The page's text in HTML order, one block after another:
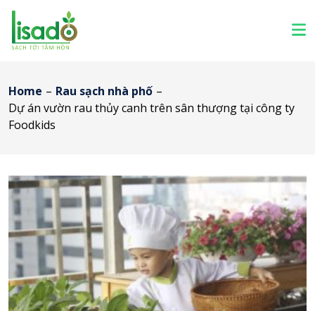
Home – Rau sạch nhà phố –
Dự án vườn rau thủy canh trên sân thượng tại công ty
Foodkids